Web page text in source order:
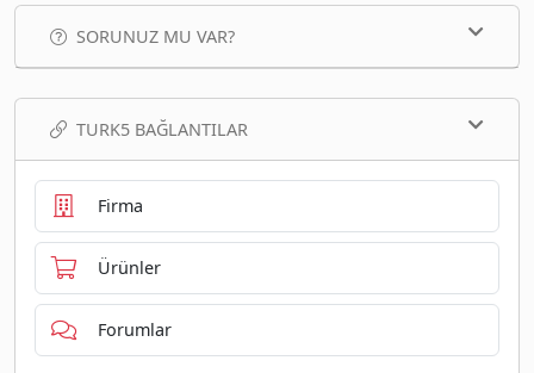
SORUNUZ MU VAR?
TURK5 BAĞLANTILAR
Firma
Ürünler
Forumlar